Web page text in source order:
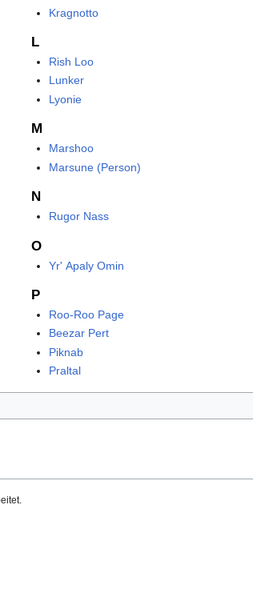
Kragnotto
L
Rish Loo
Lunker
Lyonie
M
Marshoo
Marsune (Person)
N
Rugor Nass
O
Yr' Apaly Omin
P
Roo-Roo Page
Beezar Pert
Piknab
Praltal